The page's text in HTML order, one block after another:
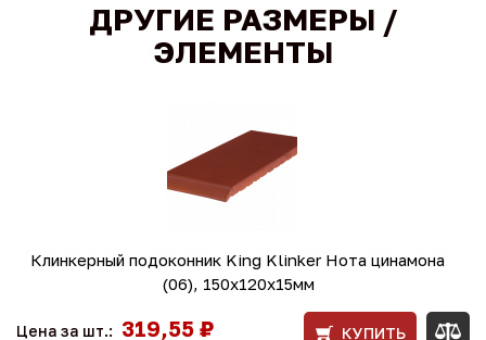
ДРУГИЕ РАЗМЕРЫ /
ЭЛЕМЕНТЫ
Клинкерный подоконник King Klinker Нота цинамона
(06), 150х120х15мм
Цена за шт.: 319,55 ₽ КУПИТЬ